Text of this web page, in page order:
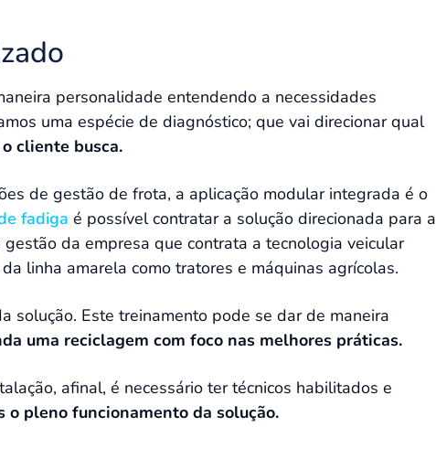
personalidade entendendo a necessidades
uma espécie de diagnóstico; que vai direcionar qual
cliente busca.
de gestão de frota, a aplicação modular integrada é o
fadiga é possível contratar a solução direcionada para a
da empresa que contrata a tecnologia veicular
linha amarela como tratores e máquinas agrícolas.
solução. Este treinamento pode se dar de maneira
uma reciclagem com foco nas melhores práticas.
afinal, é necessário ter técnicos habilitados e
o pleno funcionamento da solução.